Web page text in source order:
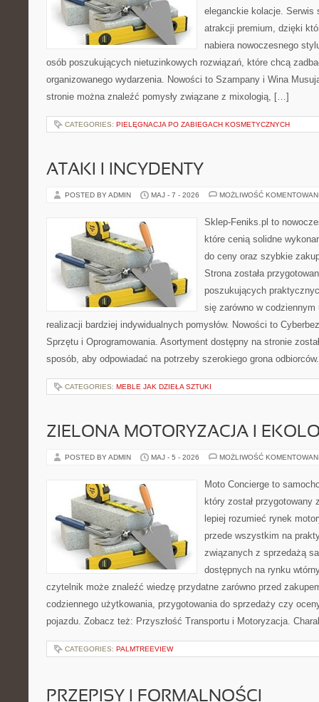
eleganckie kolacje. Serwis
atrakcji premium, dzięki
nabiera nowoczesnego
osób poszukujących nietuzinkowych rozwiązań, które chcą
organizowanego wydarzenia. Nowości to Szampany i Wina
stronie można znaleźć pomysły związane z mixologią, […]
CATEGORIES: PIELĘGNACJA PO ZABIEGACH KOSMETYCZNYCH
ATAKI I INCYDENTY
POSTED BY ADMIN MAJ - 7 - 2026 MOŻLIWOŚĆ
Sklep-Feniks.pl to
które cenią solidne
do ceny oraz szybkie
Strona została
poszukujących
się zarówno w
realizacji bardziej indywidualnych pomysłów. Nowości to
Sprzętu i Oprogramowania. Asortyment dostępny na stronie
sposób, aby odpowiadać na potrzeby szerokiego grona
CATEGORIES: MEBLE JAK DZIEŁA SZTUKI
ZIELONA MOTORYZACJA I
POSTED BY ADMIN MAJ - 5 - 2026 MOŻLIWOŚĆ
Moto Concierge to
który został
lepiej rozumieć rynek
przede wszystkim na
związanych z sprzedażą
dostępnych na rynku
czytelnik może znaleźć wiedzę przydatne zarówno przed
codziennego użytkowania, przygotowania do sprzedaży czy
pojazdu. Zobacz też: Przyszłość Transportu i Motoryzacja.
CATEGORIES: PALMTREEVIEW
PRZEPISY I FORMALNOŚCI